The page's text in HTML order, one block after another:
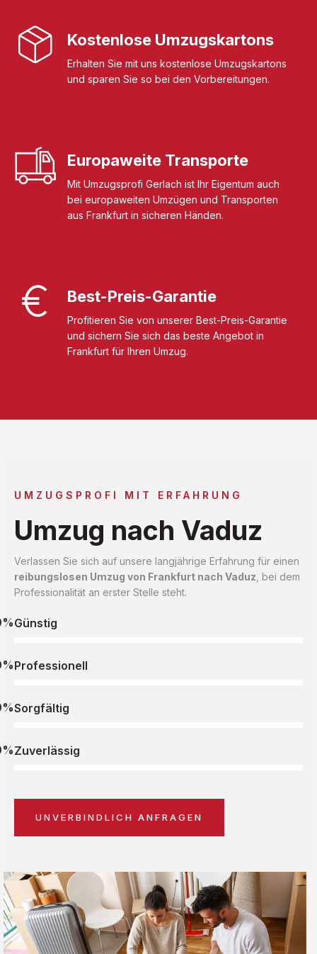
Kostenlose Umzugskartons
Erhalten Sie mit uns kostenlose Umzugskartons
und sparen Sie so bei den Vorbereitungen.
Europaweite Transporte
Mit Umzugsprofi Gerlach ist Ihr Eigentum auch
bei europaweiten Umzügen und Transporten
aus Frankfurt in sicheren Händen.
Best-Preis-Garantie
Profitieren Sie von unserer Best-Preis-Garantie
und sichern Sie sich das beste Angebot in
Frankfurt für Ihren Umzug.
UMZUGSPROFI MIT ERFAHRUNG
Umzug nach Vaduz
Verlassen Sie sich auf unsere langjährige Erfahrung für einen
reibungslosen Umzug von Frankfurt nach Vaduz , bei dem
Professionalität an erster Stelle steht.
Günstig
Professionell
Sorgfältig
Zuverlässig
UNVERBINDLICH ANFRAGEN